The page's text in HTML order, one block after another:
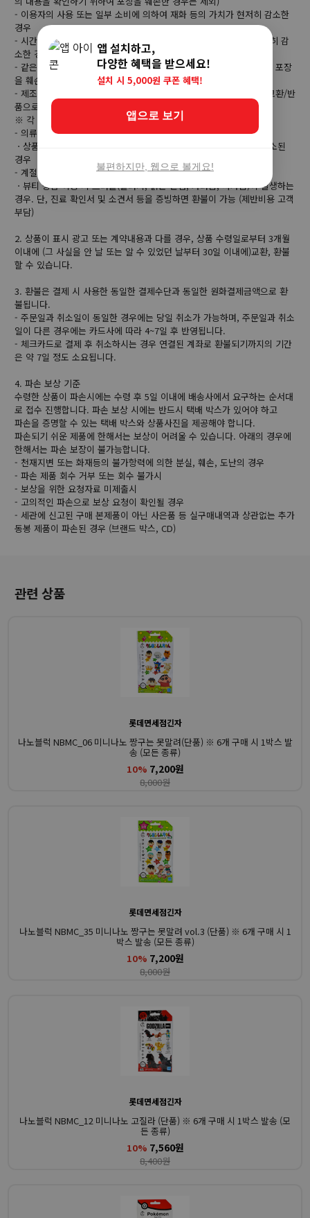
- 이용자의 사용 또는 일부 소비에 의하여 재화 등의 가치가 현저히 감소한
경우
- 시간의 경과에 의해 재판매가 곤란할 정도로 재화 등의 가치가 현저히 감
소한 경우
- 같은 성능을 지닌 재화 등으로 복제가 가능한 경우 그 원본인 재화의 포장
을 훼손한 경우
- 제조사의 사정 (신모델 출시 등) 및 부품 가격 변동 등에 의해 무료 교환/반
품으로 요청하는 경우
※ 각 상품별로 아래와 같은 사유로 취소/반품이 제한 될 수 있습니다.
- 의류/잡화/수입명품
ㆍ상품 라벨 및 상품 훼손, 구성품 누락으로 상품의 가치가 현저히 감소된
경우
- 계절상품/식품/화장품
ㆍ뷰티 상품 이용 시 트러블(알러지, 붉은 반점, 가려움, 따가움)이 발생하는
경우. 단, 진료 확인서 및 소견서 등을 증빙하면 환불이 가능 (제반비용 고객
부담)
2. 상품이 표시 광고 또는 계약내용과 다를 경우, 상품 수령일로부터 3개월
이내에 (그 사실을 안 날 또는 알 수 있었던 날부터 30일 이내에)교환, 환불
할 수 있습니다.
3. 환불은 결제 시 사용한 동일한 결제수단과 동일한 원화결제금액으로 환
불됩니다.
- 주문일과 취소일이 동일한 경우에는 당일 취소가 가능하며, 주문일과 취소
일이 다른 경우에는 카드사에 따라 4~7일 후 반영됩니다.
- 체크카드로 결제 후 취소하시는 경우 연결된 계좌로 환불되기까지의 기간
은 약 7일 정도 소요됩니다.
4. 파손 보상 기준
수령한 상품이 파손시에는 수령 후 5일 이내에 배송사에서 요구하는 순서대
로 접수 진행합니다. 파손 보상 시에는 반드시 택배 박스가 있어야 하고
파손을 증명할 수 있는 택배 박스와 상품사진을 제공해야 합니다.
파손되기 쉬운 제품에 한해서는 보상이 어려울 수 있습니다. 아래의 경우에
한해서는 파손 보장이 불가능합니다.
- 천재지변 또는 화재등의 불가항력에 의한 분실, 훼손, 도난의 경우
- 파손 제품 회수 거부 또는 회수 불가시
- 보상을 위한 요청자료 미제출시
- 고의적인 파손으로 보상 요청이 확인될 경우
- 세관에 신고된 구매 본제품이 아닌 사은품 등 실구매내역과 상관없는 추가
동봉 제품이 파손된 경우 (브랜드 박스, CD)
관련 상품
롯데면세점긴자
나노블럭 NBMC_06 미니나노 짱구는 못말려(단품) ※ 6개 구매 시 1박스 발
송 (모든 종류)
10% 7,200원
8,000원
롯데면세점긴자
나노블럭 NBMC_35 미니나노 짱구는 못말려 vol.3 (단품) ※ 6개 구매 시 1
박스 발송 (모든 종류)
10% 7,200원
8,000원
롯데면세점긴자
나노블럭 NBMC_12 미니나노 고질라 (단품) ※ 6개 구매 시 1박스 발송 (모
든 종류)
10% 7,560원
8,400원
앱 설치하고,
다양한 혜택을 받으세요!
설치 시 5,000원 쿠폰 혜택!
앱으로 보기
불편하지만, 웹으로 볼게요!